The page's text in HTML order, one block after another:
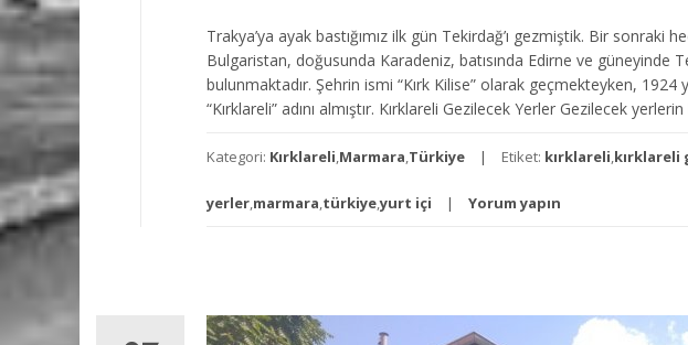
Trakya’ya ayak bastığımız ilk gün Tekirdağ’ı gezmiştik. Bir sonraki
Bulgaristan, doğusunda Karadeniz, batısında Edirne ve güneyinde
bulunmaktadır. Şehrin ismi “Kırk Kilise” olarak geçmekteyken, 1924
“Kırklareli” adını almıştır. Kırklareli Gezilecek Yerler Gezilecek
Kategori: Kırklareli,Marmara,Türkiye Etiket: kırklareli,kırklareli
yerler,marmara,türkiye,yurt içi Yorum yapın